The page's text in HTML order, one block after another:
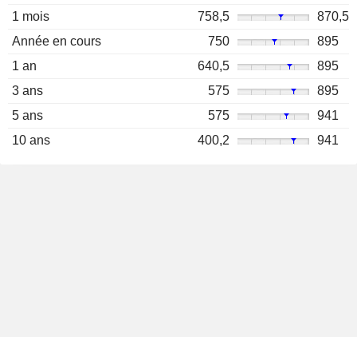
1 mois
758,5
870,5
Année en cours
750
895
1 an
640,5
895
3 ans
575
895
5 ans
575
941
10 ans
400,2 941